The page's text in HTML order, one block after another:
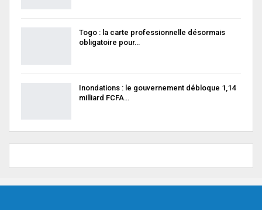
Togo : la carte professionnelle désormais
obligatoire pour…
Inondations : le gouvernement débloque 1,14
milliard FCFA…